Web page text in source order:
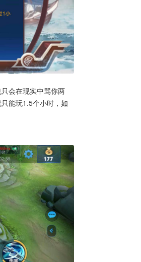
会在现实中骂你两
能玩1.5个小时，如